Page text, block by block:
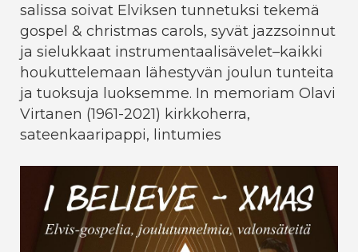
salissa soivat Elviksen tunnetuksi tekemä
gospel & christmas carols, syvät jazzsoinnut
ja sielukkaat instrumentaalisävelet–kaikki
houkuttelemaan lähestyvän joulun tunteita
ja tuoksuja luoksemme. In memoriam Olavi
Virtanen (1961-2021) kirkkoherra,
sateenkaaripappi, lintumies